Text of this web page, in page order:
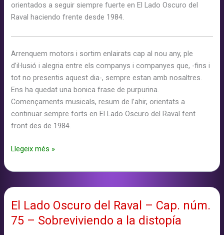
orientados a seguir siempre fuerte en El Lado Oscuro del
Raval haciendo frente desde 1984.
Arrenquem motors i sortim enlairats cap al nou any, ple
d’il·lusió i alegria entre els companys i companyes que, -fins i
tot no presentis aquest dia-, sempre estan amb nosaltres.
Ens ha quedat una bonica frase de purpurina.
Començaments musicals, resum de l’ahir, orientats a
continuar sempre forts en El Lado Oscuro del Raval fent
front des de 1984.
El
Oscuro
–
Cap.
Llegeix més »
El Lado Oscuro del Raval – Cap. núm.
75 – Sobreviviendo a la distopía